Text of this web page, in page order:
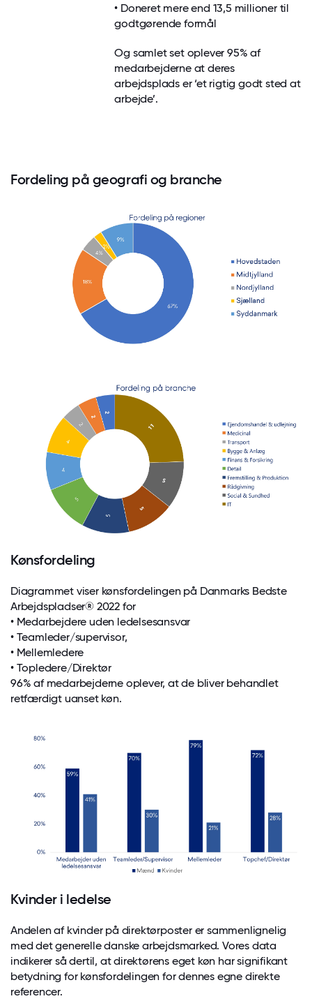
• Doneret mere end 13,5 millioner til
godtgørende formål
Og samlet set oplever 95% af
medarbejderne at deres
arbejdsplads er ‘et rigtig godt sted at
arbejde’.
Fordeling på geografi og branche
Kønsfordeling
Diagrammet viser kønsfordelingen på Danmarks Bedste
Arbejdspladser® 2022 for
• Medarbejdere uden ledelsesansvar
• Teamleder/supervisor,
• Mellemledere
• Topledere/Direktør
96% af medarbejderne oplever, at de bliver behandlet
retfærdigt uanset køn.
Kvinder i ledelse
Andelen af kvinder på direktørposter er sammenlignelig
med det generelle danske arbejdsmarked. Vores data
indikerer så dertil, at direktørens eget køn har signifikant
betydning for kønsfordelingen for dennes egne direkte
referencer.